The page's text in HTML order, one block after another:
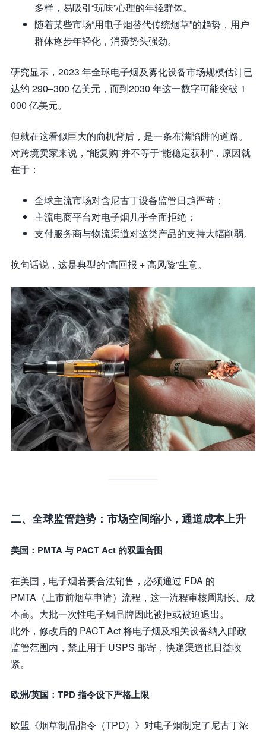
多样，易吸引“玩味”心理的年轻群体。
随着某些市场“用电子烟替代传统烟草”的趋势，用户
群体逐步年轻化，消费势头强劲。
研究显示，2023 年全球电子烟及雾化设备市场规模估计已
达约 290–300 亿美元，而到2030 年这一数字可能突破 1
000 亿美元。
但就在这看似巨大的商机背后，是一条布满陷阱的道路。
对跨境卖家来说，“能复购”并不等于“能稳定获利”，原因就
在于：
全球主流市场对含尼古丁设备监管日趋严苛；
主流电商平台对电子烟几乎全面拒绝；
支付服务商与物流渠道对这类产品的支持大幅削弱。
换句话说，这是典型的“高回报 + 高风险”生意。
二、全球监管趋势：市场空间缩小，通道成本上升
美国：PMTA 与 PACT Act 的双重合围
在美国，电子烟若要合法销售，必须通过 FDA 的
PMTA（上市前烟草申请）流程，这一流程审核周期长、成
本高。大批一次性电子烟品牌因此被拒或被迫退出。
此外，修改后的 PACT Act 将电子烟及相关设备纳入邮政
监管范围内，禁止用于 USPS 邮寄，快递渠道也日益收
紧。
欧洲/英国：TPD 指令设下严格上限
欧盟《烟草制品指令（TPD）》对电子烟制定了尼古丁浓